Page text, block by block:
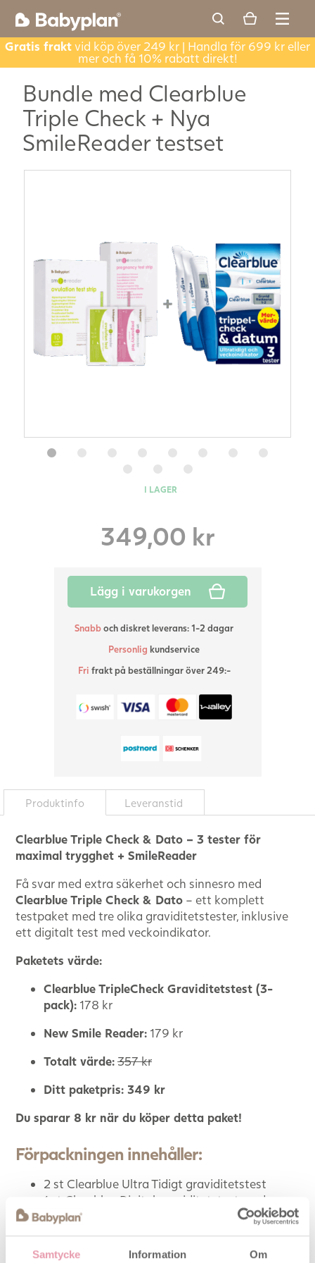
Gratis fraktvid köp över 249 kr | Handla för 699 kr eller
mer och få 10% rabatt direkt!
Samtycke Information Om
Bundle med Clearblue
Triple Check + Nya
SmileReader testset
I LAGER
349,00 kr
Lägg i varukorgen
Snabboch diskret leverans: 1-2 dagar
Personlig kundservice
Fri frakt på beställningar över 249:-
Produktinfo Leveranstid
Clearblue Triple Check & Dato – 3 tester för
maximal trygghet + SmileReader
Få svar med extra säkerhet och sinnesro med
Clearblue Triple Check & Dato – ett komplett
testpaket med tre olika graviditetstester, inklusive
ett digitalt test med veckoindikator.
Paketets värde:
Clearblue TripleCheck Graviditetstest (3-
pack): 178 kr
New Smile Reader: 179 kr
Totalt värde:357 kr
Ditt paketpris: 349 kr
Du sparar 8 kr när du köper detta paket!
Förpackningen innehåller:
2 st Clearblue Ultra Tidigt graviditetstest
1 st Clearblue Digital graviditetstest med
veckoindikator